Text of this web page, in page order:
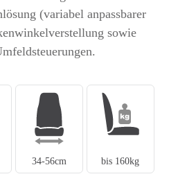
(variabel anpassbarer
sowie
34-56cm bis 160kg